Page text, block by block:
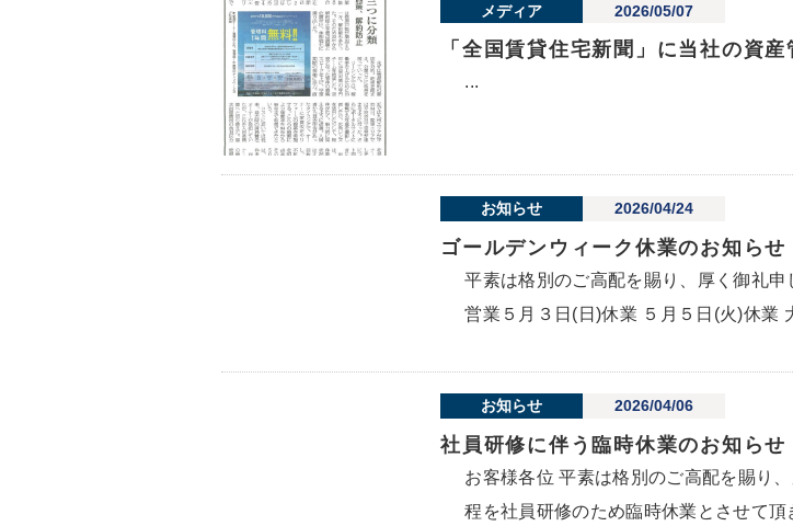
メディア 2026/05/07
「全国賃貸住宅新聞」に当社の資
...
お知らせ 2026/04/24
ゴールデンウィーク休業のお知らせ
平素は格別のご高配を賜り、厚く御礼
営業５月３日(日)休業 ５月５日(火)休業
お知らせ 2026/04/06
社員研修に伴う臨時休業のお知らせ
お客様各位 平素は格別のご高配を賜り
程を社員研修のため臨時休業とさせて頂